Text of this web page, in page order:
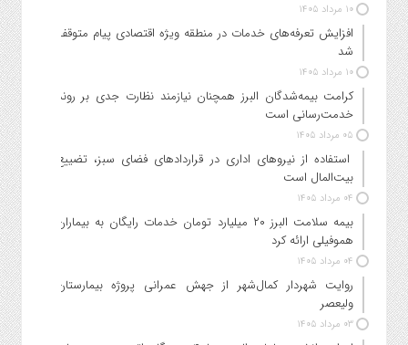
۱۰ مرداد ۱۴۰۵
افزایش تعرفه‌های خدمات در منطقه ویژه اقتصادی پیام متوقف
شد
۱۰ مرداد ۱۴۰۵
کرامت بیمه‌شدگان البرز همچنان نیازمند نظارت جدی بر روند
خدمت‌رسانی است
۰۵ مرداد ۱۴۰۵
استفاده از نیروهای اداری در قراردادهای فضای سبز، تضییع
بیت‌المال است
۰۴ مرداد ۱۴۰۵
بیمه سلامت البرز ۲۰ میلیارد تومان خدمات رایگان به بیماران
هموفیلی ارائه کرد
۰۴ مرداد ۱۴۰۵
روایت شهردار کمال‌شهر از جهش عمرانی پروژه بیمارستان
ولیعصر
۰۳ مرداد ۱۴۰۵